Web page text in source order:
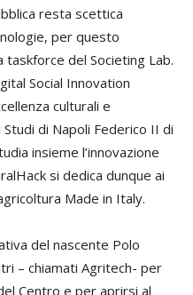
resta scettica
per questo
del Societing Lab.
Social Innovation
culturali e
di Napoli Federico II di
insieme l’innovazione
si dedica dunque ai
Made in Italy.
del nascente Polo
– chiamati Agritech- per
Centro e per aprirsi al